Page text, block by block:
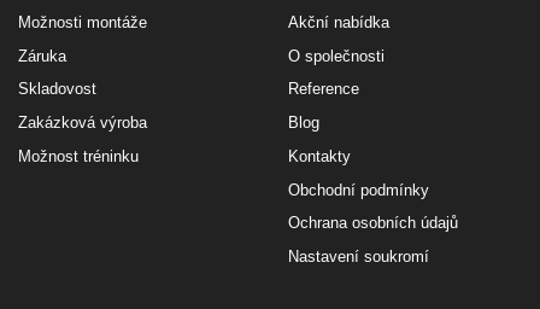
Možnosti montáže
Záruka
Skladovost
Zakázková výroba
Možnost tréninku
Akční nabídka
O společnosti
Reference
Blog
Kontakty
Obchodní podmínky
Ochrana osobních údajů
Nastavení soukromí